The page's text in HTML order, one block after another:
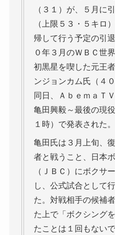
（３１）が、５月に
（上限５３・５キロ
帰して行う予定の引
０年３月のＷＢＣ世
初黒星を喫した元王
ンジョンカム氏（４
同日、ＡｂｅｍａＴ
亀田興毅～最後の現
１時）で発表された。
亀田氏は３月上旬、
者と戦うこと、日本
（ＪＢＣ）にボクサ
し、公式試合として
た。対戦相手の候補
た上で「ボクシング
たことは１回もない